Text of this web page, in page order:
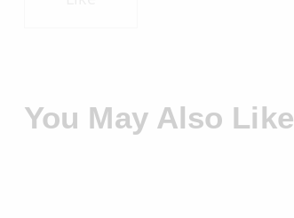
You May Also Like